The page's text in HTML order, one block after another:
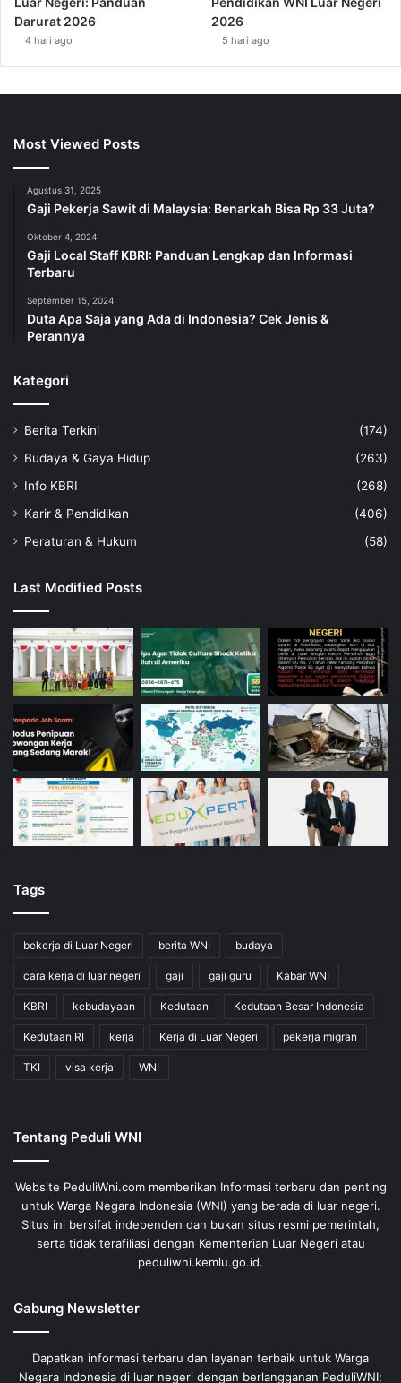
Darurat 2026
4 hari ago
2026
5 hari ago
Most Viewed Posts
Agustus 31, 2025
Gaji Pekerja Sawit di Malaysia: Benarkah Bisa Rp 33 Juta?
Oktober 4, 2024
Gaji Local Staff KBRI: Panduan Lengkap dan Informasi
Terbaru
September 15, 2024
Duta Apa Saja yang Ada di Indonesia? Cek Jenis &
Perannya
Kategori
Berita Terkini
(174)
Budaya & Gaya Hidup
(263)
Info KBRI
(268)
Karir & Pendidikan
(406)
Peraturan & Hukum
(58)
Last Modified Posts
Tags
bekerja di Luar Negeri berita WNI budaya
cara kerja di luar negeri gaji gaji guru Kabar WNI
KBRI kebudayaan Kedutaan Kedutaan Besar Indonesia
Kedutaan RI kerja Kerja di Luar Negeri pekerja migran
TKI visa kerja WNI
Tentang Peduli WNI
Website PeduliWni.com memberikan Informasi terbaru dan penting
untuk Warga Negara Indonesia (WNI) yang berada di luar negeri.
Situs ini bersifat independen dan bukan situs resmi pemerintah,
serta tidak terafiliasi dengan Kementerian Luar Negeri atau
peduliwni.kemlu.go.id.
Gabung Newsletter
Dapatkan informasi terbaru dan layanan terbaik untuk Warga
Negara Indonesia di luar negeri dengan berlangganan PeduliWNI;